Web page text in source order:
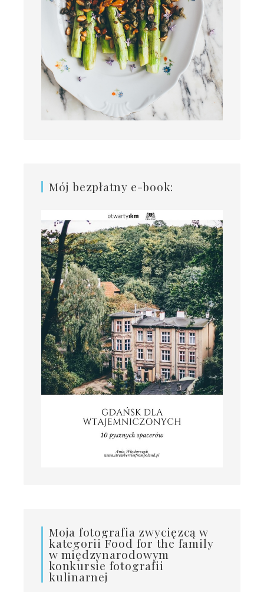
Mój bezpłatny e-book:
Moja fotografia zwycięzcą w
kategorii Food for the family
w międzynarodowym
konkursie fotografii
kulinarnej